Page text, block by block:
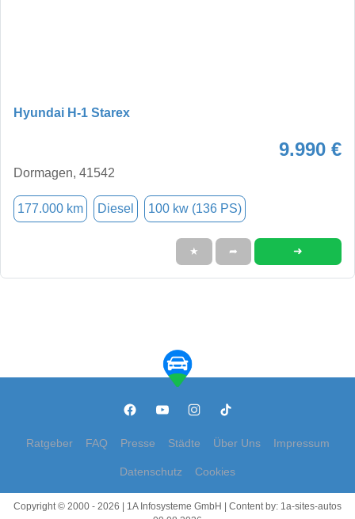
Hyundai H-1 Starex
9.990 €
Dormagen, 41542
177.000 km Diesel 100 kw (136 PS)
★ ➦ ➜
Ratgeber FAQ Presse Städte Über Uns Impressum
Datenschutz Cookies
Copyright © 2000 - 2026 | 1A Infosysteme GmbH | Content by: 1a-sites-autos